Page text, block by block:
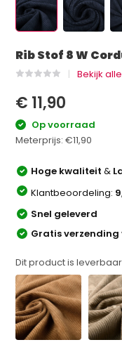
Rib Stof 8 W
Bekijk
€ 11,90
Op voorraad
Meterprijs:€11,90
Hoge kwaliteit&
Klantbeoordeling:
Snel geleverd
Gratis verzending
Dit product is